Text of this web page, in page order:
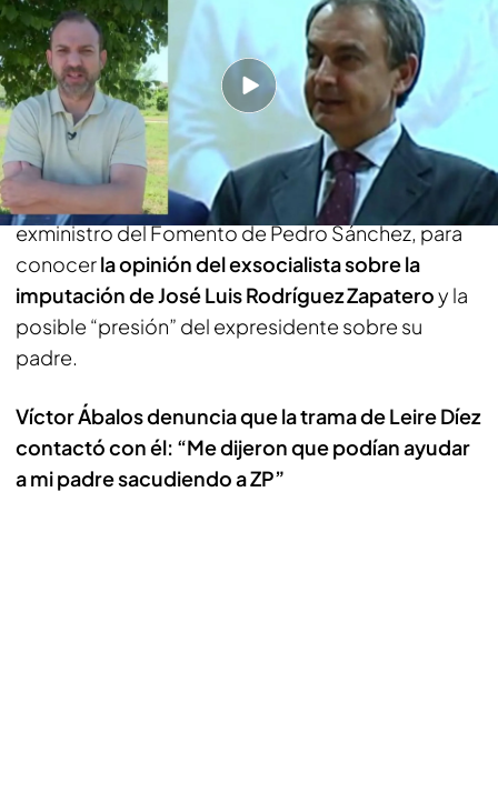
PUEDE INTERESARTE
Los españoles señalan a la formación de
Santiago Abascal como la más mentirosa de la
política actual, según el CIS
Víctor Ábalos, hijo y portavoz de José Luis Ábalos,
exministro del Fomento de Pedro Sánchez, para
conocerla opinión del exsocialista sobre la
imputación de José Luis Rodríguez Zapateroy la
posible “presión” del expresidente sobre su
padre.
Víctor Ábalos denuncia que la trama de Leire Díez
contactó con él: “Me dijeron que podían ayudar
a mi padre sacudiendo a ZP”